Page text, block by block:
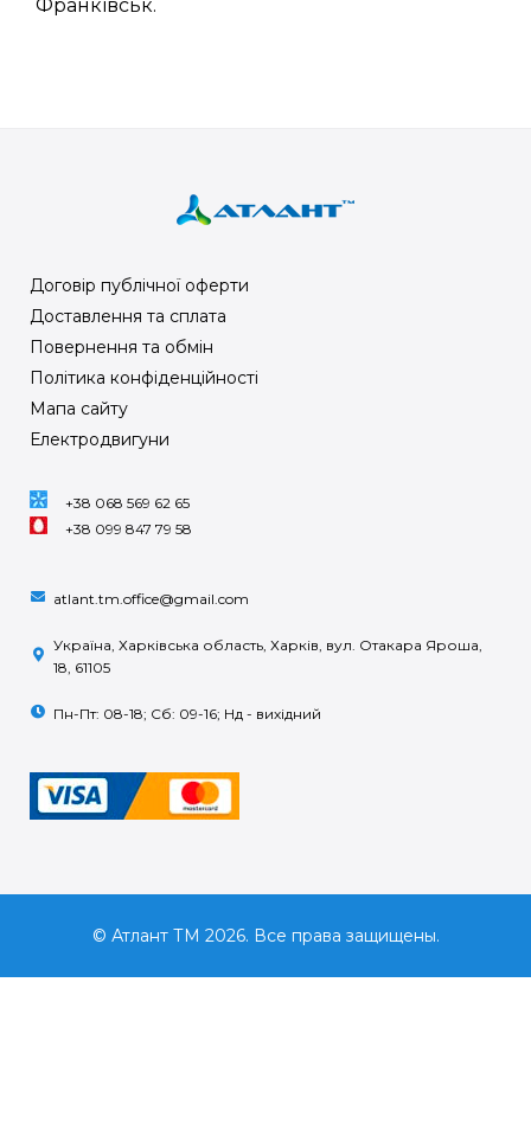
Франківськ.
Договір публічної оферти
Доставлення та сплата
Повернення та обмін
Політика конфіденційності
Мапа сайту
Електродвигуни
+38 068 569 62 65
+38 099 847 79 58
atlant.tm.office@gmail.com
Україна, Харківська область, Харків, вул. Отакара Яроша,
18, 61105
Пн-Пт: 08-18; Сб: 09-16; Нд - вихідний
© Атлант ТМ 2026. Все права защищены.